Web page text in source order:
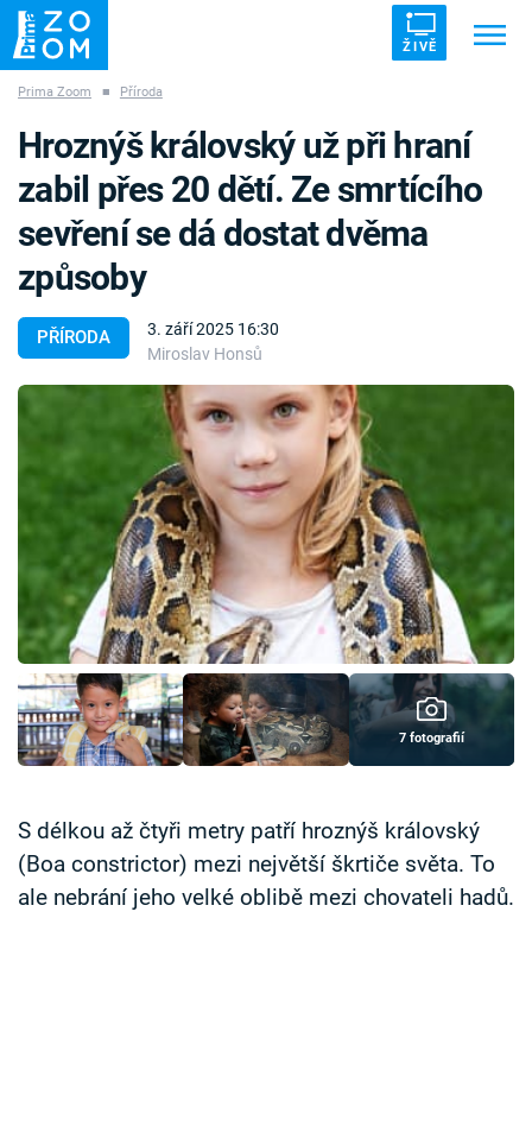
ŽIVĚ
ZÁHADY VETŘELCI DÁVNOVĚKU
Témata
Témata
TV Program
Časopis
Sledujte prima+
Přihlášení
Prima Zoom ■ Příroda
PŘÍRODA
3. září 2025 16:30
Miroslav Honsů
Hroznýš královský už při hraní
zabil přes 20 dětí. Ze smrtícího
sevření se dá dostat dvěma
způsoby
7 fotografií
S délkou až čtyři metry patří hroznýš královský
(Boa constrictor) mezi největší škrtiče světa. To
ale nebrání jeho velké oblibě mezi chovateli hadů.